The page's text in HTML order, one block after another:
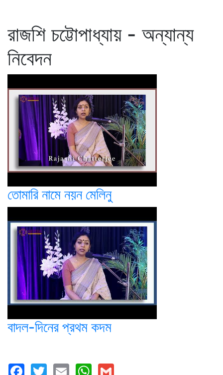
রাজশি চট্টোপাধ্যায় - অন্যান্য
নিবেদন
তোমারি নামে নয়ন মেলিনু
বাদল-দিনের প্রথম কদম